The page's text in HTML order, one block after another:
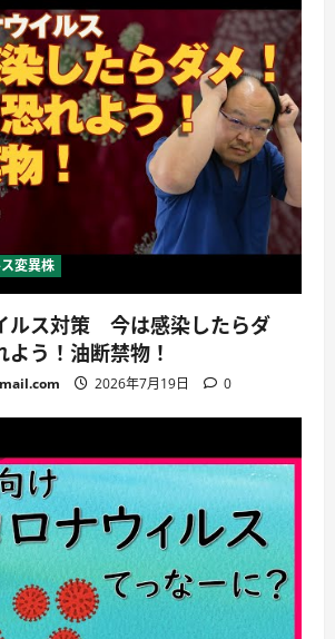
変異株
ルス対策 今は感染したらダ
う！油断禁物！
2026年7月19日 0